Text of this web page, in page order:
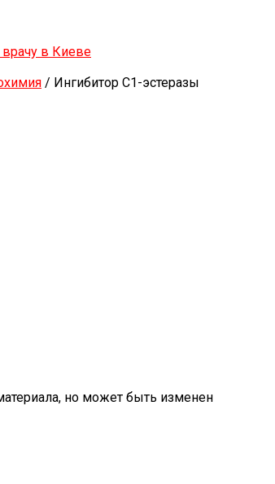
/ Ингибитор С1-эстеразы
но может быть изменен